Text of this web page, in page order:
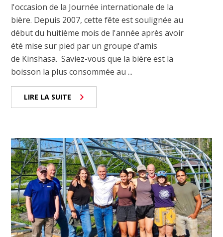
l'occasion de la Journée internationale de la
bière. Depuis 2007, cette fête est soulignée au
début du huitième mois de l'année après avoir
été mise sur pied par un groupe d'amis
de Kinshasa. Saviez-vous que la bière est la
boisson la plus consommée au ...
LIRE LA SUITE